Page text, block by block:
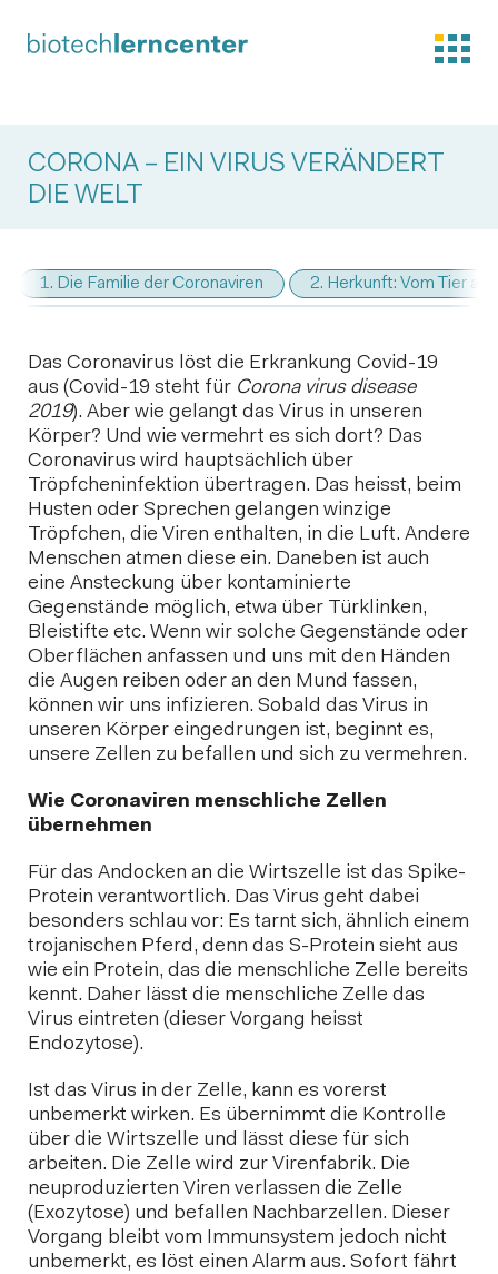
CORONA – EIN VIRUS VERÄNDERT
DIE WELT
1. Die Familie der Coronaviren 2. Herkunft: Vom Tier
Das Coronavirus löst die Erkrankung Covid-19
aus (Covid-19 steht für Corona virus disease
2019). Aber wie gelangt das Virus in unseren
Körper? Und wie vermehrt es sich dort? Das
Coronavirus wird hauptsächlich über
Tröpfcheninfektion übertragen. Das heisst, beim
Husten oder Sprechen gelangen winzige
Tröpfchen, die Viren enthalten, in die Luft. Andere
Menschen atmen diese ein. Daneben ist auch
eine Ansteckung über kontaminierte
Gegenstände möglich, etwa über Türklinken,
Bleistifte etc. Wenn wir solche Gegenstände oder
Oberflächen anfassen und uns mit den Händen
die Augen reiben oder an den Mund fassen,
können wir uns infizieren. Sobald das Virus in
unseren Körper eingedrungen ist, beginnt es,
unsere Zellen zu befallen und sich zu vermehren.
Wie Coronaviren menschliche Zellen
übernehmen
Für das Andocken an die Wirtszelle ist das Spike-
Protein verantwortlich. Das Virus geht dabei
besonders schlau vor: Es tarnt sich, ähnlich einem
trojanischen Pferd, denn das S-Protein sieht aus
wie ein Protein, das die menschliche Zelle bereits
kennt. Daher lässt die menschliche Zelle das
Virus eintreten (dieser Vorgang heisst
Endozytose).
Ist das Virus in der Zelle, kann es vorerst
unbemerkt wirken. Es übernimmt die Kontrolle
über die Wirtszelle und lässt diese für sich
arbeiten. Die Zelle wird zur Virenfabrik. Die
neuproduzierten Viren verlassen die Zelle
(Exozytose) und befallen Nachbarzellen. Dieser
Vorgang bleibt vom Immunsystem jedoch nicht
unbemerkt, es löst einen Alarm aus. Sofort fährt